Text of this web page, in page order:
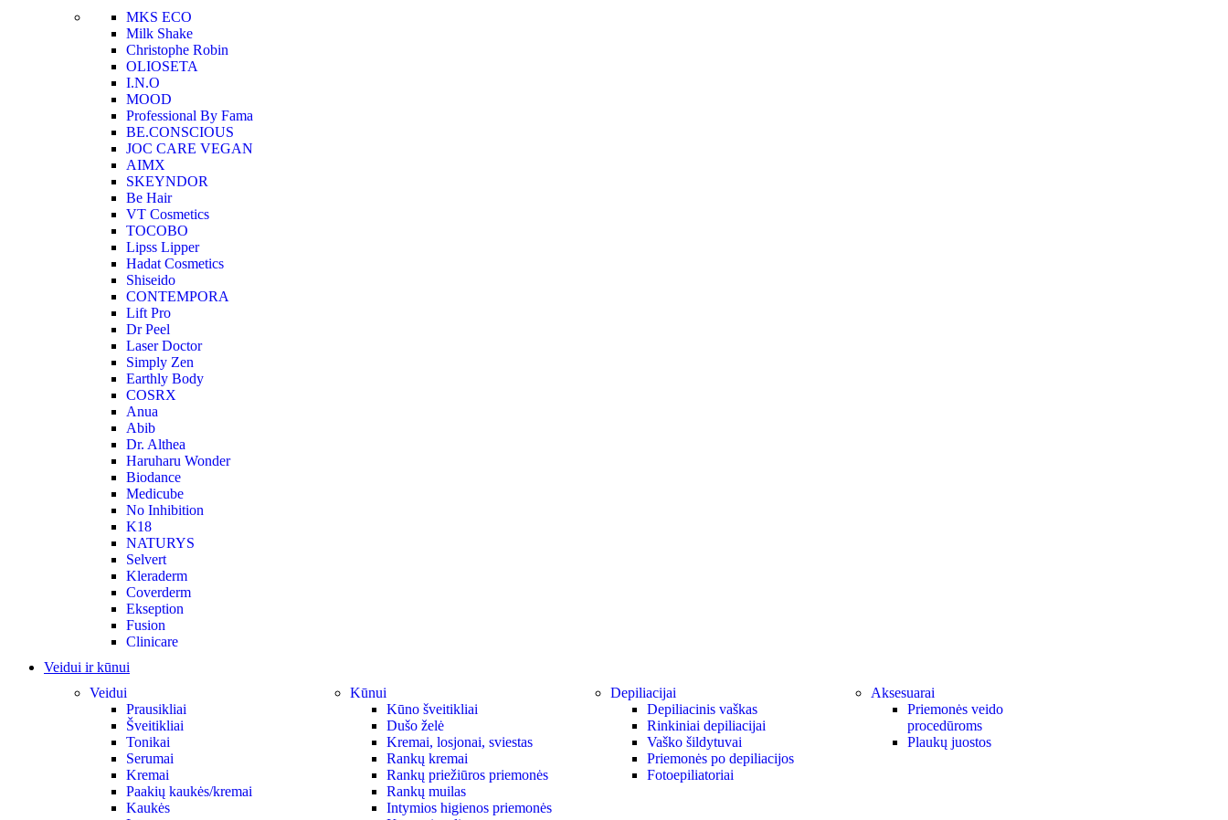
MKS ECO
Milk Shake
Christophe Robin
OLIOSETA
I.N.O
MOOD
Professional By Fama
BE.CONSCIOUS
JOC CARE VEGAN
AIMX
SKEYNDOR
Be Hair
VT Cosmetics
TOCOBO
Lipss Lipper
Hadat Cosmetics
Shiseido
CONTEMPORA
Lift Pro
Dr Peel
Laser Doctor
Simply Zen
Earthly Body
COSRX
Anua
Abib
Dr. Althea
Haruharu Wonder
Biodance
Medicube
No Inhibition
K18
NATURYS
Selvert
Kleraderm
Coverderm
Ekseption
Fusion
Clinicare
Veidui ir kūnui
Veidui
Prausikliai
Šveitikliai
Tonikai
Serumai
Kremai
Paakių kaukės/kremai
Kaukės
Kūnui
Kūno šveitikliai
Dušo želė
Kremai, losjonai, sviestas
Rankų kremai
Rankų priežiūros priemonės
Rankų muilas
Intymios higienos priemonės
Depiliacijai
Depiliacinis vaškas
Rinkiniai depiliacijai
Vaško šildytuvai
Priemonės po depiliacijos
Fotoepiliatoriai
Aksesuarai
Priemonės veido
procedūroms
Plaukų juostos